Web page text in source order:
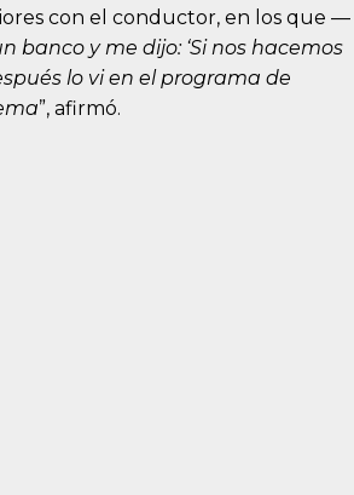
con el conductor, en los que —
banco y me dijo: ‘Si nos hacemos
lo vi en el programa de
”, afirmó.